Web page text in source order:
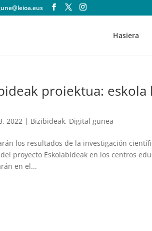
Hasiera
proiektua:
2022 | Bizibideak, Digital gunea
los resultados de la investigación
proyecto Eskolabideak en los centros
en el...